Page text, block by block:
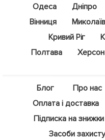
Одеса
Дніпро
Вінниця
Миколаїв
Кривий Ріг
Полтава
Херсон
Блог Про нас
Оплата і доставка
Підписка на знижки
Засоби